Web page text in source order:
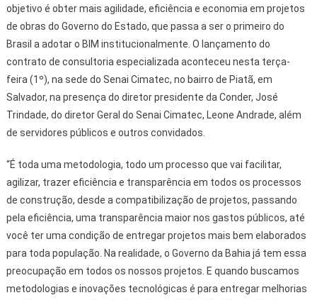
objetivo é obter mais agilidade, eficiência e economia em projetos
de obras do Governo do Estado, que passa a ser o primeiro do
Brasil a adotar o BIM institucionalmente. O lançamento do
contrato de consultoria especializada aconteceu nesta terça-
feira (1º), na sede do Senai Cimatec, no bairro de Piatã, em
Salvador, na presença do diretor presidente da Conder, José
Trindade, do diretor Geral do Senai Cimatec, Leone Andrade, além
de servidores públicos e outros convidados.
“É toda uma metodologia, todo um processo que vai facilitar,
agilizar, trazer eficiência e transparência em todos os processos
de construção, desde a compatibilização de projetos, passando
pela eficiência, uma transparência maior nos gastos públicos, até
você ter uma condição de entregar projetos mais bem elaborados
para toda população. Na realidade, o Governo da Bahia já tem essa
preocupação em todos os nossos projetos. E quando buscamos
metodologias e inovações tecnológicas é para entregar melhorias